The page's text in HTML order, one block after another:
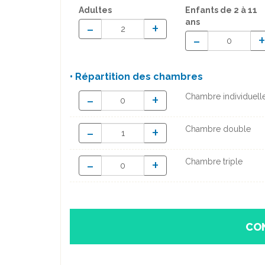
Adultes
- +
Enfants de 2 à 11
ans
- +
• Répartition des chambres
- + Chambre
- + Chambre double
- + Chambre triple